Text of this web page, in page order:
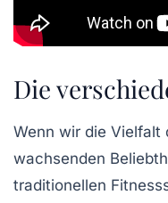
Die
Wenn wir die Vielfalt
wachsenden
traditionellen